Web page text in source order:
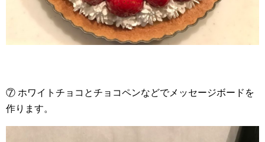
⑦ ホワイトチョコとチョコペンなどでメッセージボードを
作ります。